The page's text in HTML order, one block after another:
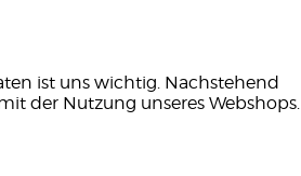
ist uns wichtig. Nachstehend
der Nutzung unseres Webshops.